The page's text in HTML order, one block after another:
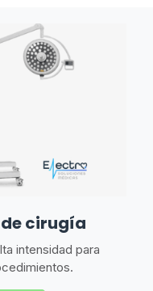
cirugía
intensidad para